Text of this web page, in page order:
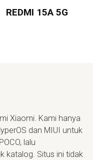
REDMI 15A 5G
Xiaomi. Kami hanya
dan MIUI untuk
lalu
katalog. Situs ini tidak